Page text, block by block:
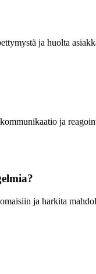
ja huolta
ja
ja harkita